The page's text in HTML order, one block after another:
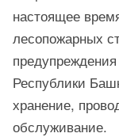
настоящее
лесопожарных
Республики
хранение,
обслуживание.